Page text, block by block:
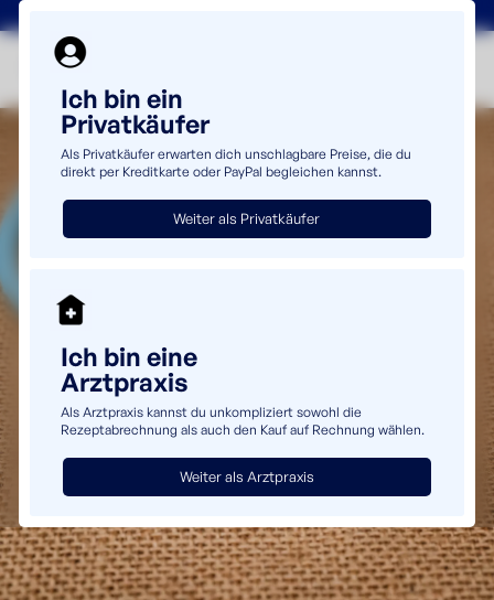
Ich bin ein
Privatkäufer
Als Privatkäufer erwarten dich unschlagbare Preise, die du
direkt per Kreditkarte oder PayPal begleichen kannst.
Weiter als Privatkäufer
Ich bin eine
Arztpraxis
Als Arztpraxis kannst du unkompliziert sowohl die
Rezeptabrechnung als auch den Kauf auf Rechnung wählen.
Weiter als Arztpraxis